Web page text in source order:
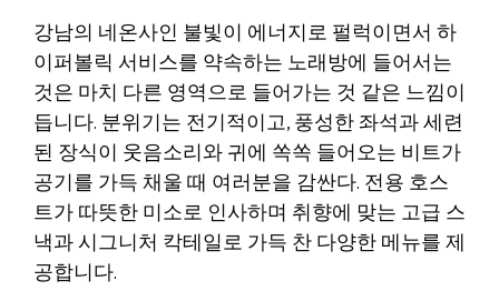
강남의 네온사인 불빛이 에너지로 펄럭이면서 하
이퍼볼릭 서비스를 약속하는 노래방에 들어서는
것은 마치 다른 영역으로 들어가는 것 같은 느낌이
듭니다. 분위기는 전기적이고, 풍성한 좌석과 세련
된 장식이 웃음소리와 귀에 쏙쏙 들어오는 비트가
공기를 가득 채울 때 여러분을 감싼다. 전용 호스
트가 따뜻한 미소로 인사하며 취향에 맞는 고급 스
낵과 시그니처 칵테일로 가득 찬 다양한 메뉴를 제
공합니다.